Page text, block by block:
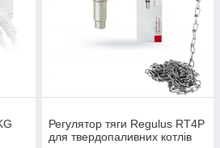
Регулятор тяги Regulus RT4P
для твердопаливних котлів